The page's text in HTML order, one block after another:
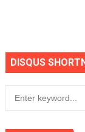
DISQUS